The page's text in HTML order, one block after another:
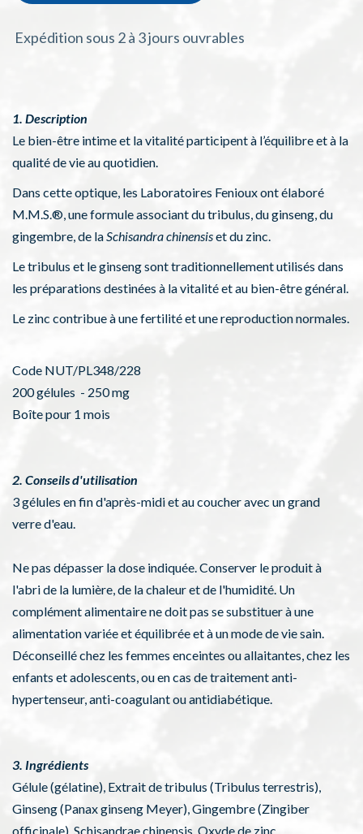
Expédition sous 2 à 3 jours ouvrables
1. Description
Le bien-être intime et la vitalité participent à l’équilibre et à la
qualité de vie au quotidien.
Dans cette optique, les Laboratoires Fenioux ont élaboré
M.M.S.®, une formule associant du tribulus, du ginseng, du
gingembre, de laSchisandra chinensiset du zinc.
Le tribulus et le ginseng sont traditionnellement utilisés dans
les préparations destinées à la vitalité et au bien-être général.
Le zinc contribue à une fertilité et une reproduction normales.
Code NUT/PL348/228
200 gélules - 250 mg
Boîte pour 1 mois
2. Conseils d'utilisation
3 gélules en fin d'après-midi et au coucher avec un grand
verre d'eau.
Ne pas dépasser la dose indiquée. Conserver le produit à
l'abri de la lumière, de la chaleur et de l'humidité. Un
complément alimentaire ne doit pas se substituer à une
alimentation variée et équilibrée et à un mode de vie sain.
Déconseillé chez les femmes enceintes ou allaitantes, chez les
enfants et adolescents, ou en cas de traitement anti-
hypertenseur, anti-coagulant ou antidiabétique.
3. Ingrédients
Gélule (gélatine), Extrait de tribulus (Tribulus terrestris),
Ginseng (Panax ginseng Meyer), Gingembre (Zingiber
officinale), Schisandrae chinensis, Oxyde de zinc